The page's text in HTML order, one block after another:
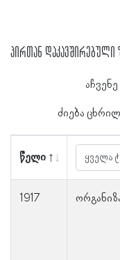
პირთან
აჩვენე
ძიება
წელი
1917